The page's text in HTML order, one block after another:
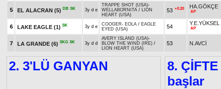
5 EL ALACRAN (5) DB SK 3y d e
TRAPPE SHOT (USA)-
WELLABORNITA / LION
HEART (USA)
53 +0.20 HA.GÖKÇE
AP
6 LAKE EAGLE (1) SK 3y d e COOGER- EOLA / EAGLE
EYED (USA)
54
Y.E.YÜKSEL
AP
7 LA GRANDE (6) SKG SK 3y d d
AVERY ISLAND (USA)-
BLOW THE WIND (IRE) /
LION HEART (USA)
53 N.AVCİ
2. 3'LÜ GANYAN
8.
başlar